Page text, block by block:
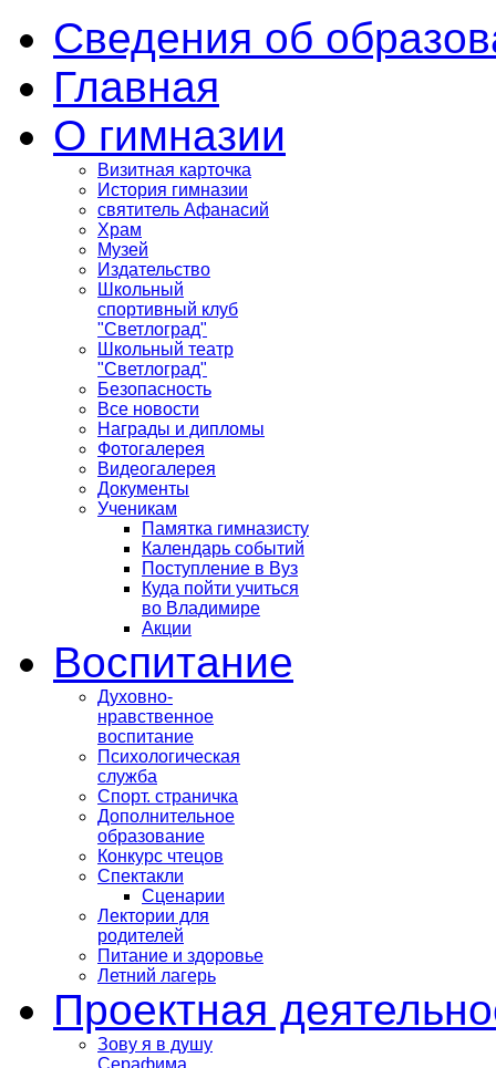
Сведения об
Главная
О гимназии
Визитная карточка
История гимназии
святитель Афанасий
Храм
Музей
Издательство
Школьный
спортивный клуб
"Светлоград"
Школьный театр
"Светлоград"
Безопасность
Все новости
Награды и дипломы
Фотогалерея
Видеогалерея
Документы
Ученикам
Памятка гимназисту
Календарь событий
Поступление в Вуз
Куда пойти учиться
во Владимире
Акции
Воспитание
Духовно-
нравственное
воспитание
Психологическая
служба
Спорт. страничка
Дополнительное
образование
Конкурс чтецов
Спектакли
Сценарии
Лектории для
родителей
Питание и здоровье
Летний лагерь
Проектная
Зову я в душу